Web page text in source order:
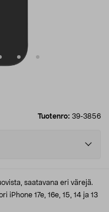
Tuotenro: 39-3856
saatavana eri värejä.
iPhone 17e, 16e, 15, 14 ja 13